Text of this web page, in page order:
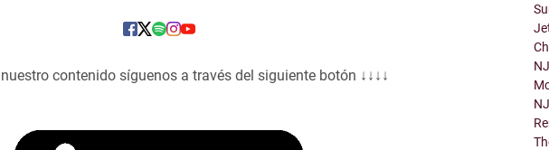
contenido síguenos a través del siguiente botón ↓↓↓↓